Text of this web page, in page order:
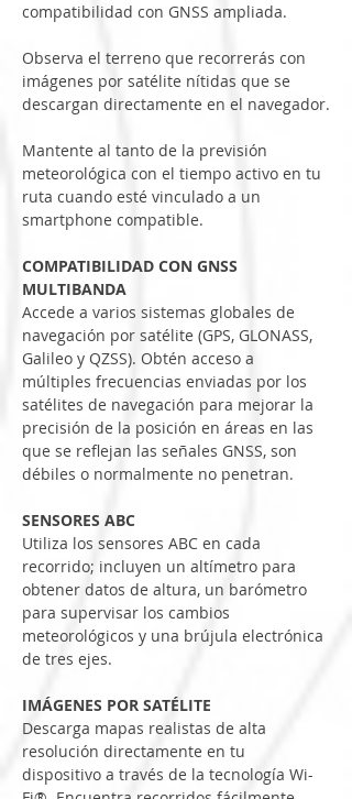
compatibilidad con GNSS ampliada.
Observa el terreno que recorrerás con
imágenes por satélite nítidas que se
descargan directamente en el navegador.
Mantente al tanto de la previsión
meteorológica con el tiempo activo en tu
ruta cuando esté vinculado a un
smartphone compatible.
COMPATIBILIDAD CON GNSS
MULTIBANDA
Accede a varios sistemas globales de
navegación por satélite (GPS, GLONASS,
Galileo y QZSS). Obtén acceso a
múltiples frecuencias enviadas por los
satélites de navegación para mejorar la
precisión de la posición en áreas en las
que se reflejan las señales GNSS, son
débiles o normalmente no penetran.
SENSORES ABC
Utiliza los sensores ABC en cada
recorrido; incluyen un altímetro para
obtener datos de altura, un barómetro
para supervisar los cambios
meteorológicos y una brújula electrónica
de tres ejes.
IMÁGENES POR SATÉLITE
Descarga mapas realistas de alta
resolución directamente en tu
dispositivo a través de la tecnología Wi-